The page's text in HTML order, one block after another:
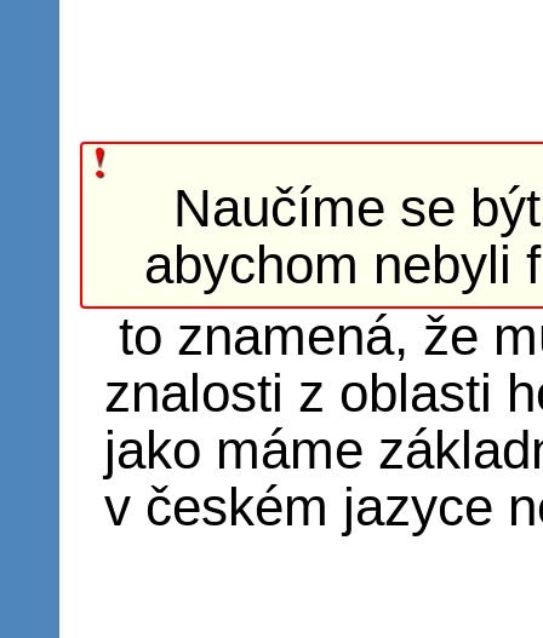
Naučíme se
abychom nebyli
to znamená, že
znalosti z oblasti
jako máme
v českém jazyce